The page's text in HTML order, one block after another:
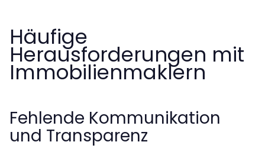
Häufige
Herausforderungen mit
Immobilienmaklern
Fehlende Kommunikation
und Transparenz